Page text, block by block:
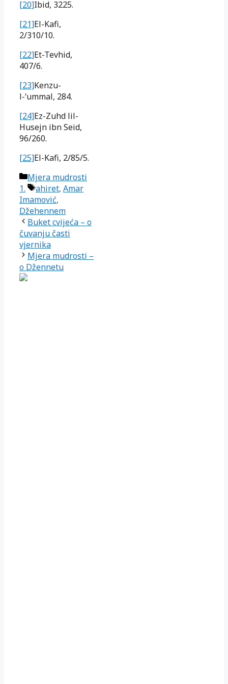
[20]Ibid, 3225.
[21]El-Kafi,
2/310/10.
[22]Et-Tevhid,
407/6.
[23]Kenzu-
l-‘ummal, 284.
[24]Ez-Zuhd lil-
Husejn ibn Seid,
96/260.
[25]El-Kafi, 2/85/5.
Kategorije
Mjera mudrosti
1.
Oznake
ahiret, Amar
Imamović,
Džehennem
Buket cvijeća – o
čuvanju časti
vjernika
Mjera mudrosti –
o Džennetu